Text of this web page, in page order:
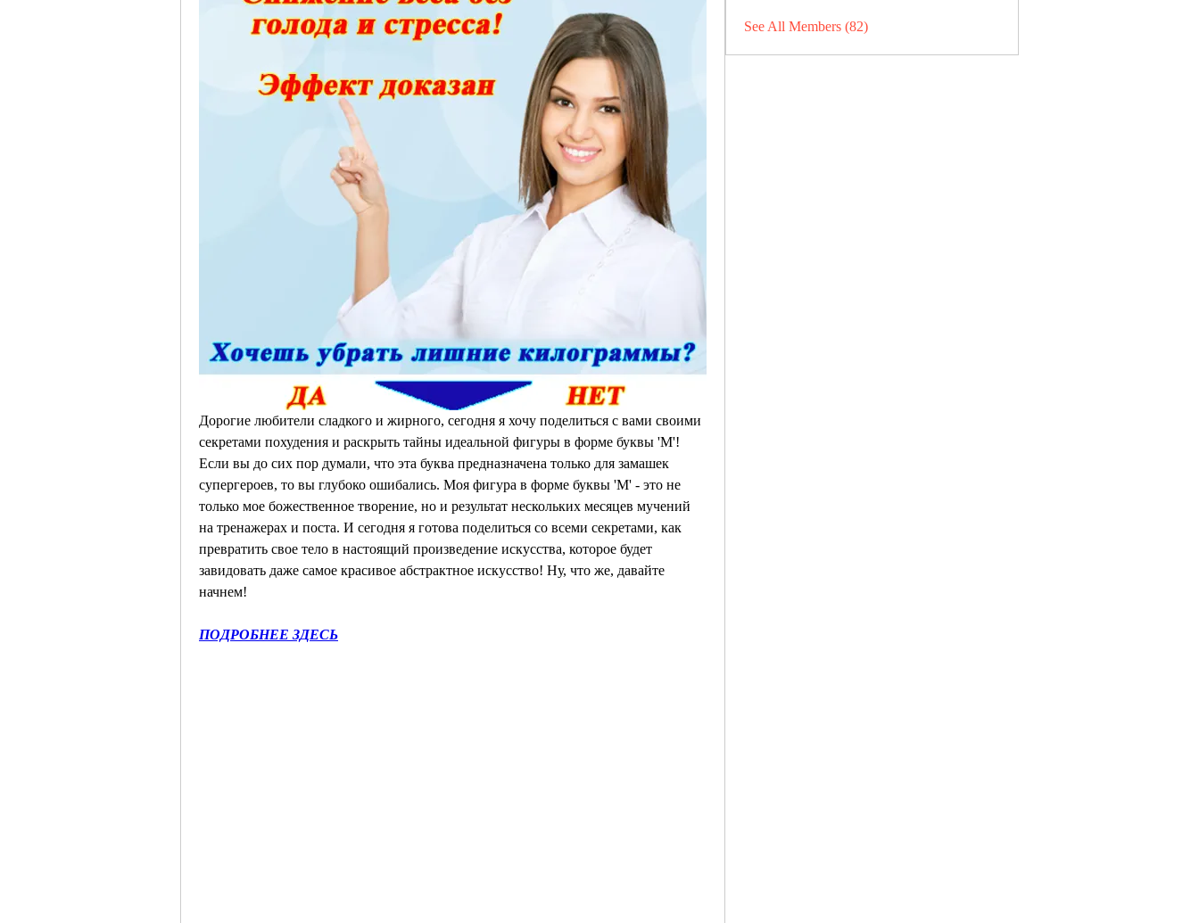
Дорогие любители сладкого и жирного, сегодня я хочу поделиться с вами своими
секретами похудения и раскрыть тайны идеальной фигуры в форме буквы 'М'!
Если вы до сих пор думали, что эта буква предназначена только для замашек
супергероев, то вы глубоко ошибались. Моя фигура в форме буквы 'М' - это не
только мое божественное творение, но и результат нескольких месяцев мучений
на тренажерах и поста. И сегодня я готова поделиться со всеми секретами, как
превратить свое тело в настоящий произведение искусства, которое будет
завидовать даже самое красивое абстрактное искусство! Ну, что же, давайте
начнем!
ПОДРОБНЕЕ ЗДЕСЬ
See All Members (82)